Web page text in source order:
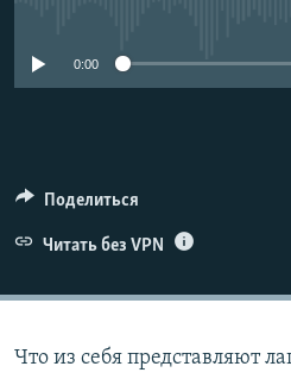
КРЫМ.НЕПОКОРЕННЫЙ
0:00
Поделиться
Читать без VPN
Что из себя представляют